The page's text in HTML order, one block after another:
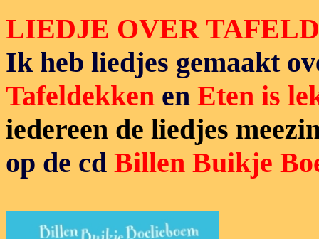
LIEDJE OVER
Ik heb liedjes gemaakt
Tafeldekken en Eten is
iedereen de liedjes
op de cd Billen Buikje